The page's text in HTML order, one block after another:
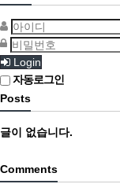
Login
자동로그인
Posts
글이 없습니다.
Comments